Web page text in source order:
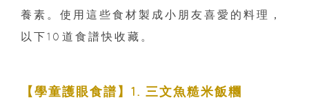
養素。使用這些食材製成小朋友喜愛的料理，
以下10道食譜快收藏。
【學童護眼食譜】1. 三文魚糙米飯糰